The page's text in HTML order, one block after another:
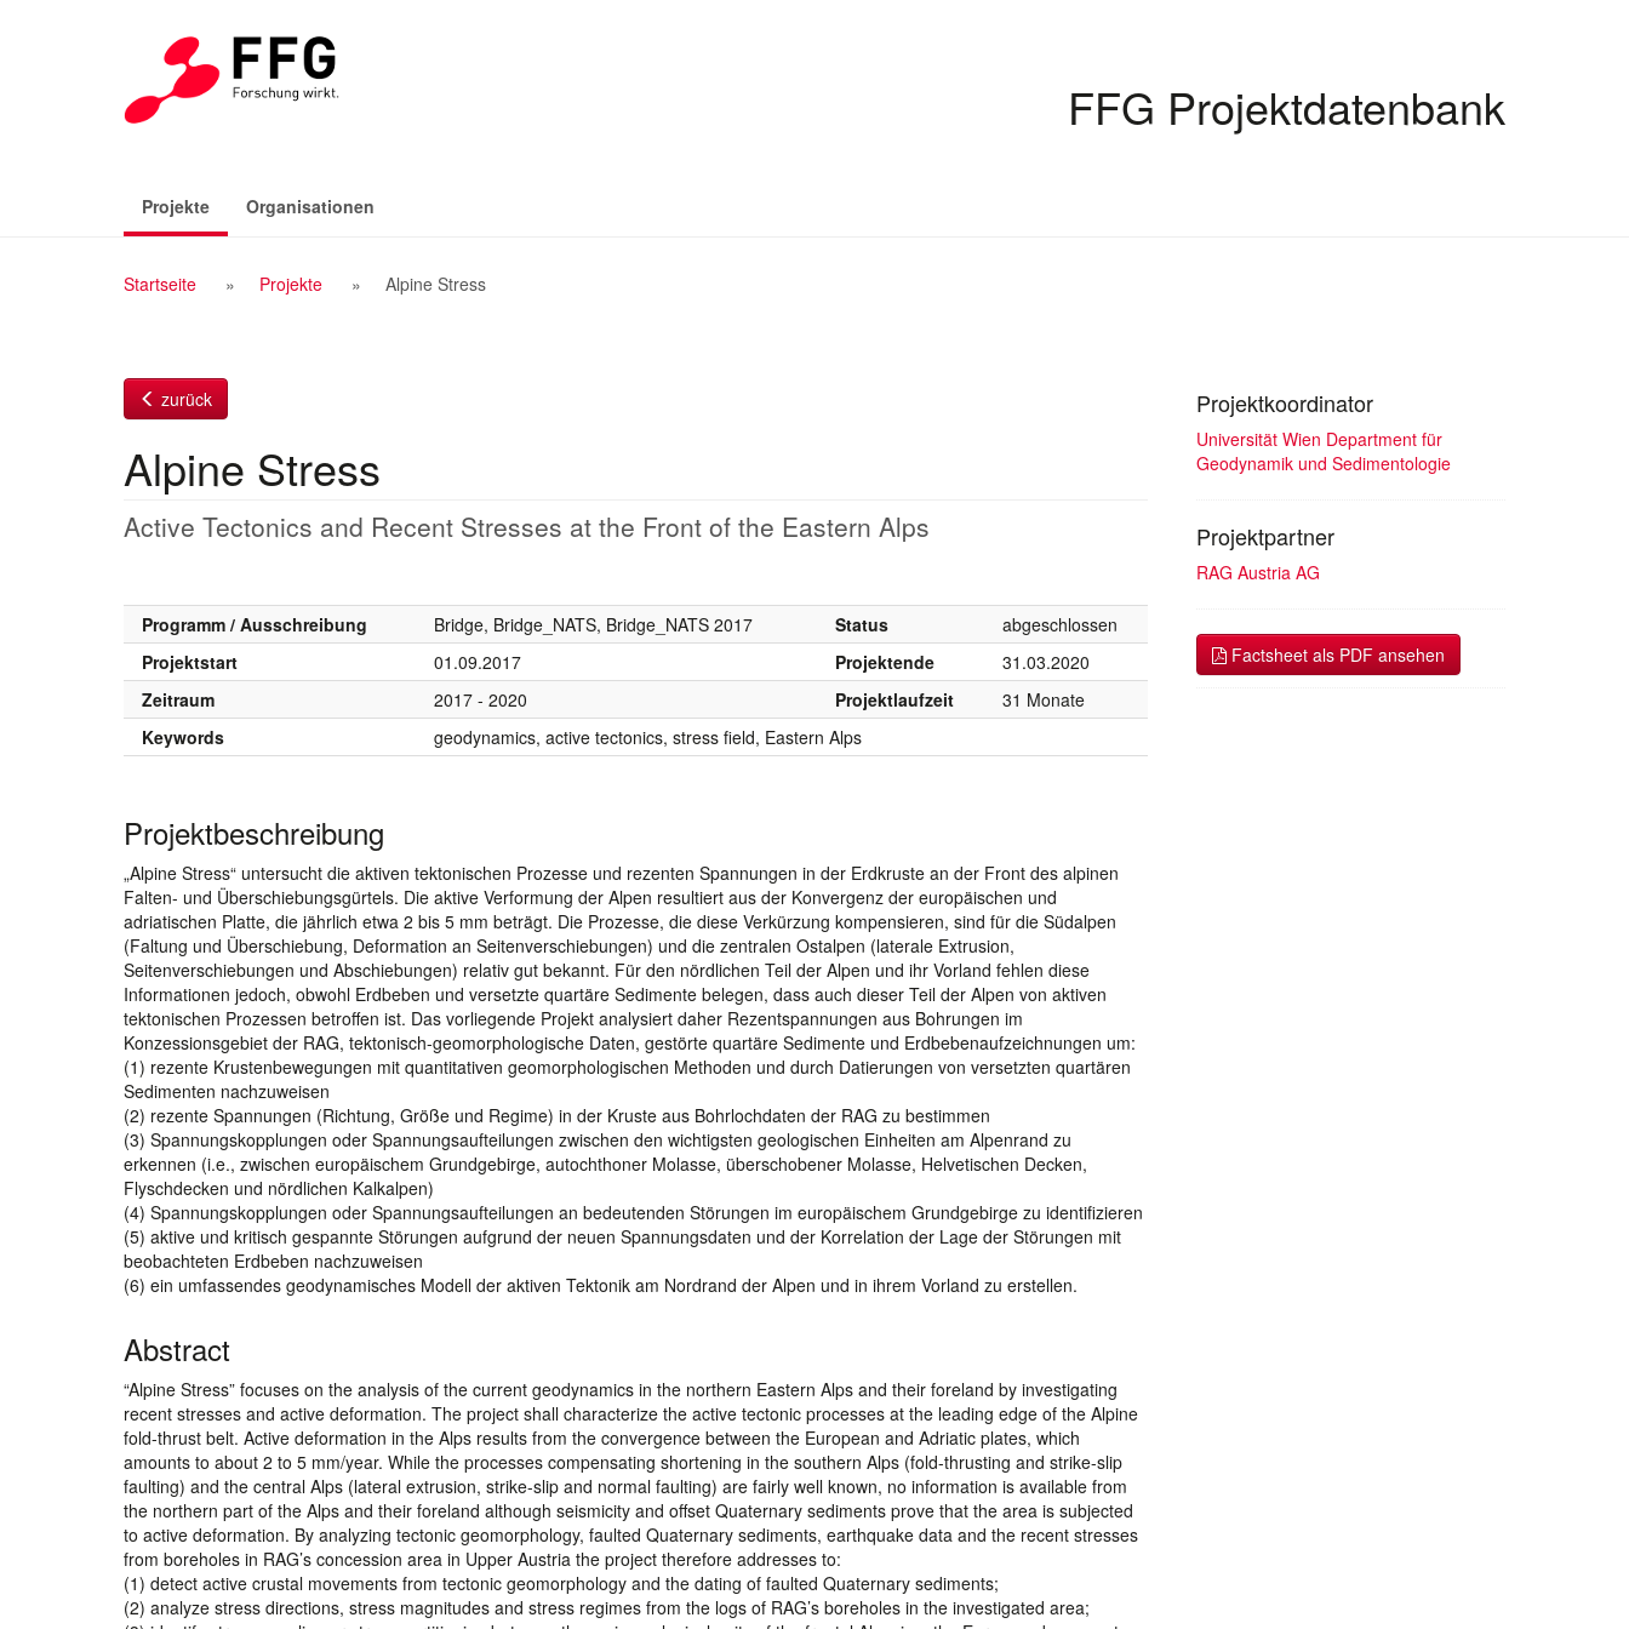
FFG Projektdatenbank
Projekte(aktiv)Organisationen
Breadcrumb
Startseite Projekte Alpine Stress
zurück
Alpine Stress
Active Tectonics and Recent Stresses at the Front of the Eastern Alps
Programm / Ausschreibung Bridge, Bridge_NATS, Bridge_NATS 2017 Status
abgeschlossen
Projektstart
01.09.2017 Projektende
31.03.2020
Zeitraum
2017 - 2020 Projektlaufzeit
31 Monate
Keywords
geodynamics, active tectonics, stress field, Eastern Alps
Projektbeschreibung
„Alpine Stress“ untersucht die aktiven tektonischen Prozesse und rezenten Spannungen in der Erdkruste an der Front des alpinen
Falten- und Überschiebungsgürtels. Die aktive Verformung der Alpen resultiert aus der Konvergenz der europäischen und
adriatischen Platte, die jährlich etwa 2 bis 5 mm beträgt. Die Prozesse, die diese Verkürzung kompensieren, sind für die Südalpen
(Faltung und Überschiebung, Deformation an Seitenverschiebungen) und die zentralen Ostalpen (laterale Extrusion,
Seitenverschiebungen und Abschiebungen) relativ gut bekannt. Für den nördlichen Teil der Alpen und ihr Vorland fehlen diese
Informationen jedoch, obwohl Erdbeben und versetzte quartäre Sedimente belegen, dass auch dieser Teil der Alpen von aktiven
tektonischen Prozessen betroffen ist. Das vorliegende Projekt analysiert daher Rezentspannungen aus Bohrungen im
Konzessionsgebiet der RAG, tektonisch-geomorphologische Daten, gestörte quartäre Sedimente und Erdbebenaufzeichnungen um:
(1) rezente Krustenbewegungen mit quantitativen geomorphologischen Methoden und durch Datierungen von versetzten quartären
Sedimenten nachzuweisen
(2) rezente Spannungen (Richtung, Größe und Regime) in der Kruste aus Bohrlochdaten der RAG zu bestimmen
(3) Spannungskopplungen oder Spannungsaufteilungen zwischen den wichtigsten geologischen Einheiten am Alpenrand zu
erkennen (i.e., zwischen europäischem Grundgebirge, autochthoner Molasse, überschobener Molasse, Helvetischen Decken,
Flyschdecken und nördlichen Kalkalpen)
(4) Spannungskopplungen oder Spannungsaufteilungen an bedeutenden Störungen im europäischem Grundgebirge zu identifizieren
(5) aktive und kritisch gespannte Störungen aufgrund der neuen Spannungsdaten und der Korrelation der Lage der Störungen mit
beobachteten Erdbeben nachzuweisen
(6) ein umfassendes geodynamisches Modell der aktiven Tektonik am Nordrand der Alpen und in ihrem Vorland zu erstellen.
Abstract
“Alpine Stress” focuses on the analysis of the current geodynamics in the northern Eastern Alps and their foreland by investigating
recent stresses and active deformation. The project shall characterize the active tectonic processes at the leading edge of the Alpine
fold-thrust belt. Active deformation in the Alps results from the convergence between the European and Adriatic plates, which
amounts to about 2 to 5 mm/year. While the processes compensating shortening in the southern Alps (fold-thrusting and strike-slip
faulting) and the central Alps (lateral extrusion, strike-slip and normal faulting) are fairly well known, no information is available from
the northern part of the Alps and their foreland although seismicity and offset Quaternary sediments prove that the area is subjected
to active deformation. By analyzing tectonic geomorphology, faulted Quaternary sediments, earthquake data and the recent stresses
from boreholes in RAG’s concession area in Upper Austria the project therefore addresses to:
(1) detect active crustal movements from tectonic geomorphology and the dating of faulted Quaternary sediments;
(2) analyze stress directions, stress magnitudes and stress regimes from the logs of RAG’s boreholes in the investigated area;
Projektkoordinator
Universität Wien Department für
Geodynamik und Sedimentologie
Projektpartner
RAG Austria AG
Factsheet als PDF ansehen